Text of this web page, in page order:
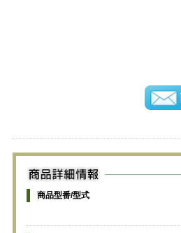
商品型番/型式